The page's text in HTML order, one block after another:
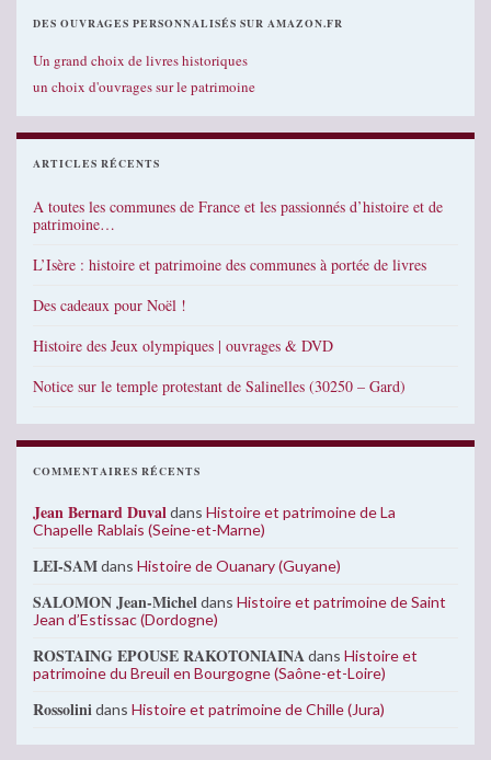
DES OUVRAGES PERSONNALISÉS SUR AMAZON.FR
Un grand choix de livres historiques
un choix d'ouvrages sur le patrimoine
ARTICLES RÉCENTS
A toutes les communes de France et les passionnés d’histoire et de
patrimoine…
L’Isère : histoire et patrimoine des communes à portée de livres
Des cadeaux pour Noël !
Histoire des Jeux olympiques | ouvrages & DVD
Notice sur le temple protestant de Salinelles (30250 – Gard)
COMMENTAIRES RÉCENTS
Jean Bernard Duvaldans Histoire et patrimoine de La
Chapelle Rablais (Seine-et-Marne)
LEI-SAMdans Histoire de Ouanary (Guyane)
SALOMON Jean-Micheldans Histoire et patrimoine de Saint
Jean d’Estissac (Dordogne)
ROSTAING EPOUSE RAKOTONIAINAdans Histoire et
patrimoine du Breuil en Bourgogne (Saône-et-Loire)
Rossolinidans Histoire et patrimoine de Chille (Jura)